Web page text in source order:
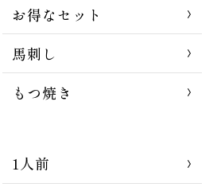
お得なセット
馬刺し
もつ焼き
1人前